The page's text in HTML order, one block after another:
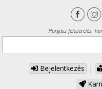
Horgász felszerelés,
Bejelentkezés |